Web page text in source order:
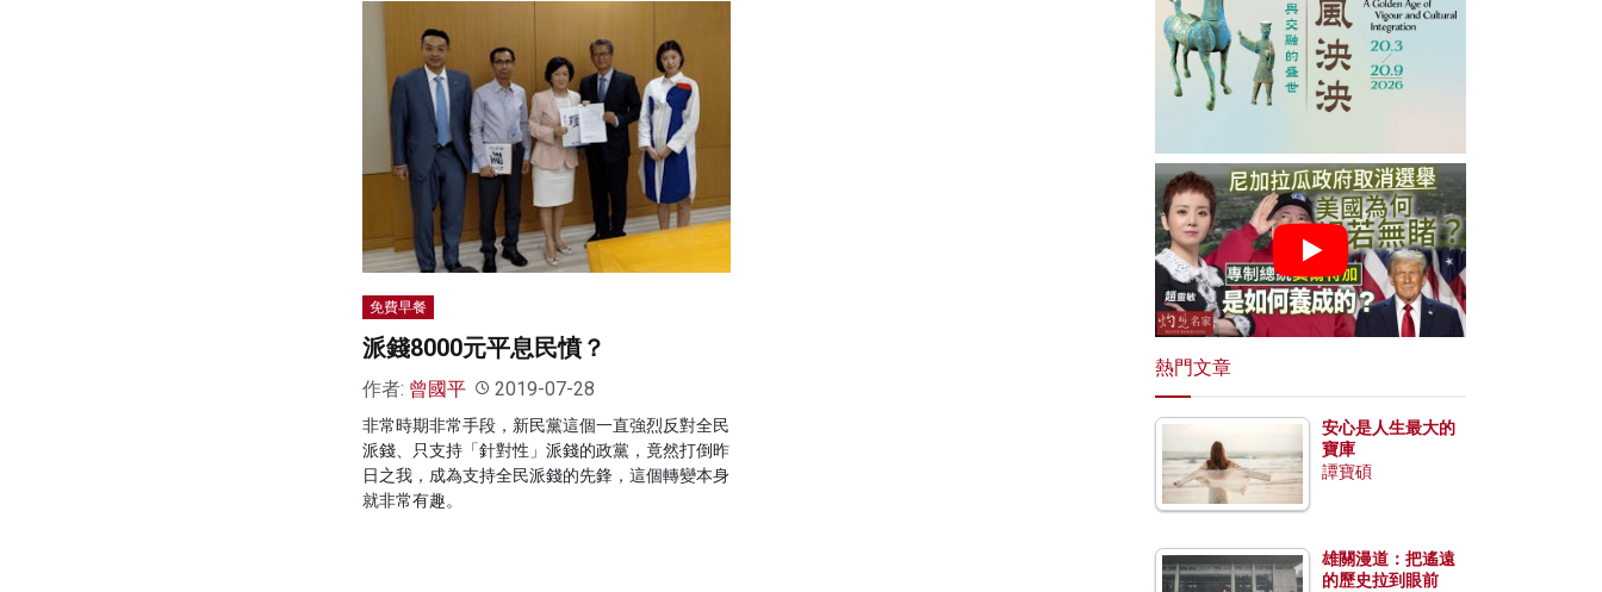
免費早餐
派錢8000元平息民憤？
作者: 曾國平 2019-07-28
非常時期非常手段，新民黨這個一直強烈反對全民
派錢、只支持「針對性」派錢的政黨，竟然打倒昨
日之我，成為支持全民派錢的先鋒，這個轉變本身
就非常有趣。
熱門文章
安心是人生最大的
寶庫
譚寶碩
雄關漫道：把遙遠
的歷史拉到眼前